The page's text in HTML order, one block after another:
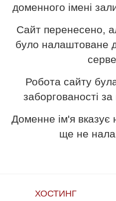
доменного імені
Сайт перенесено,
було налаштоване
Робота сайту
заборгованості
Доменне ім'я вказує
ще не
ХОСТИНГ